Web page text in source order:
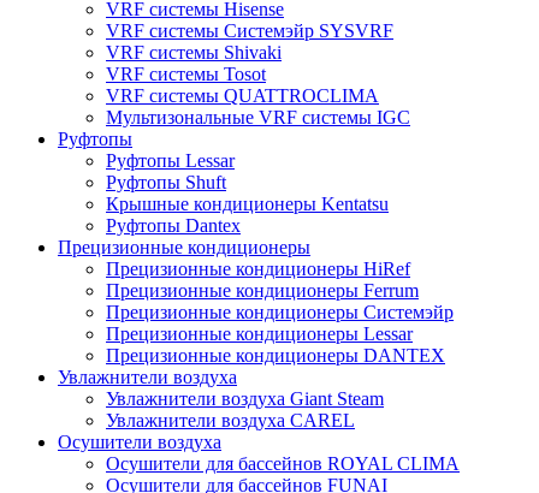
VRF системы Hisense
VRF системы Системэйр SYSVRF
VRF системы Shivaki
VRF системы Tosot
VRF системы QUATTROCLIMA
Мультизональные VRF системы IGC
Руфтопы
Руфтопы Lessar
Руфтопы Shuft
Крышные кондиционеры Kentatsu
Руфтопы Dantex
Прецизионные кондиционеры
Прецизионные кондиционеры HiRef
Прецизионные кондиционеры Ferrum
Прецизионные кондиционеры Системэйр
Прецизионные кондиционеры Lessar
Прецизионные кондиционеры DANTEX
Увлажнители воздуха
Увлажнители воздуха Giant Steam
Увлажнители воздуха CAREL
Осушители воздуха
Осушители для бассейнов ROYAL CLIMA
Осушители для бассейнов FUNAI